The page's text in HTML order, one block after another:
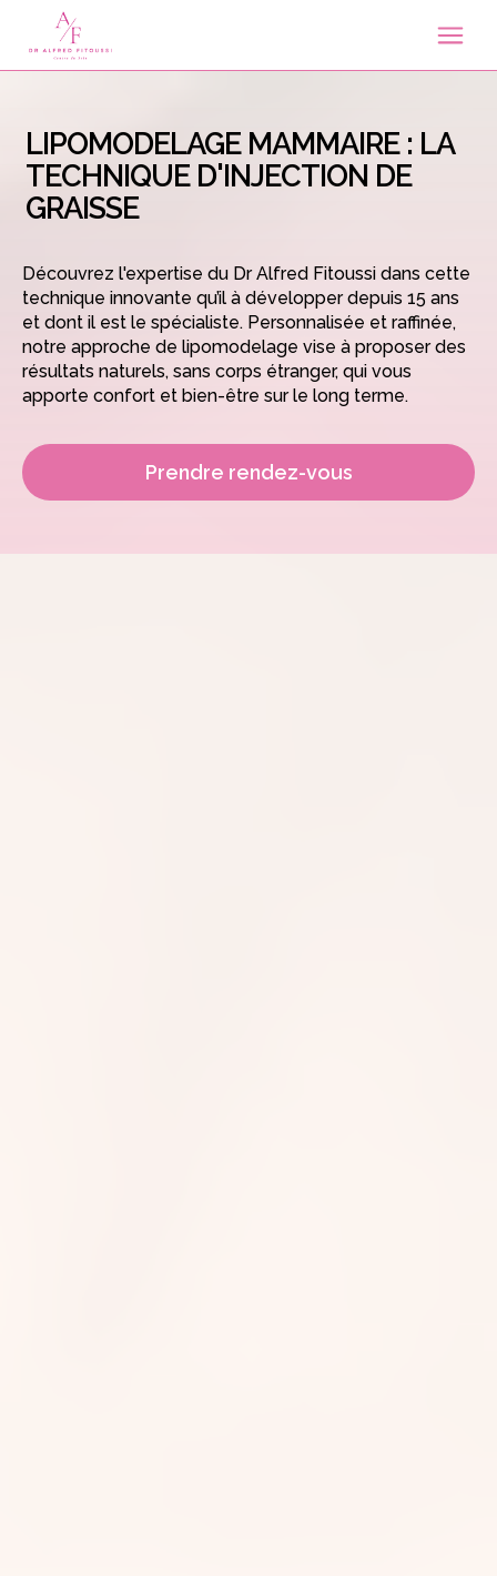
LIPOMODELAGE MAMMAIRE : LA
TECHNIQUE D'INJECTION DE
GRAISSE
Découvrez l'expertise du Dr Alfred Fitoussi dans cette
technique innovante qu’il à développer depuis 15 ans
et dont il est le spécialiste. Personnalisée et raffinée,
notre approche de lipomodelage vise à proposer des
résultats naturels, sans corps étranger, qui vous
apporte confort et bien-être sur le long terme.
Prendre rendez-vous